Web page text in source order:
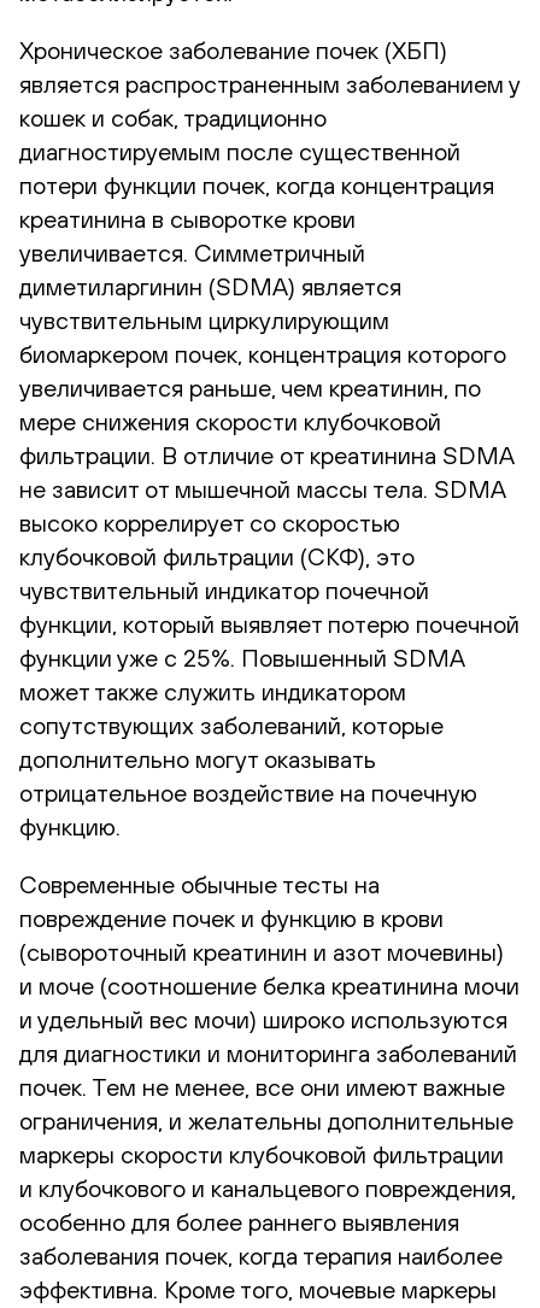
Хроническое заболевание почек (ХБП)
является распространенным заболеванием у
кошек и собак, традиционно
диагностируемым после существенной
потери функции почек, когда концентрация
креатинина в сыворотке крови
увеличивается. Симметричный
диметиларгинин (SDMA) является
чувствительным циркулирующим
биомаркером почек, концентрация которого
увеличивается раньше, чем креатинин, по
мере снижения скорости клубочковой
фильтрации. В отличие от креатинина SDMA
не зависит от мышечной массы тела. SDMA
высоко коррелирует со скоростью
клубочковой фильтрации (СКФ), это
чувствительный индикатор почечной
функции, который выявляет потерю почечной
функции уже с 25%. Повышенный SDMA
может также служить индикатором
сопутствующих заболеваний, которые
дополнительно могут оказывать
отрицательное воздействие на почечную
функцию.
Современные обычные тесты на
повреждение почек и функцию в крови
(сывороточный креатинин и азот мочевины)
и моче (соотношение белка креатинина мочи
и удельный вес мочи) широко используются
для диагностики и мониторинга заболеваний
почек. Тем не менее, все они имеют важные
ограничения, и желательны дополнительные
маркеры скорости клубочковой фильтрации
и клубочкового и канальцевого повреждения,
особенно для более раннего выявления
заболевания почек, когда терапия наиболее
эффективна. Кроме того, мочевые маркеры